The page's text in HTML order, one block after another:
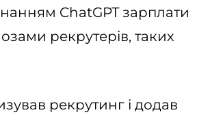
ChatGPT зарплати
рекрутерів, таких
рекрутинг і додав